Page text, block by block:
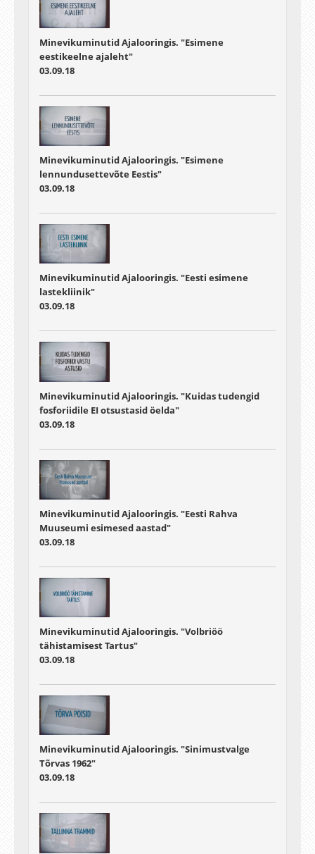
Minevikuminutid Ajalooringis. "Esimene
eestikeelne ajaleht"
03.09.18
Minevikuminutid Ajalooringis. "Esimene
lennundusettevõte Eestis"
03.09.18
Minevikuminutid Ajalooringis. "Eesti esimene
lastekliinik"
03.09.18
Minevikuminutid Ajalooringis. "Kuidas tudengid
fosforiidile EI otsustasid öelda"
03.09.18
Minevikuminutid Ajalooringis. "Eesti Rahva
Muuseumi esimesed aastad"
03.09.18
Minevikuminutid Ajalooringis. "Volbriöö
tähistamisest Tartus"
03.09.18
Minevikuminutid Ajalooringis. "Sinimustvalge
Tõrvas 1962"
03.09.18